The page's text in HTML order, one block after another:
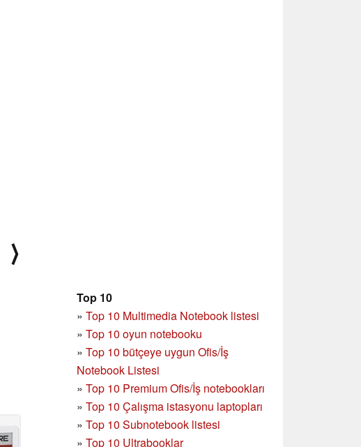
⟩
Top 10
» Top 10 Multimedia Notebook listesi
» Top 10 oyun notebooku
» Top 10 bütçeye uygun Ofis/İş
Notebook Listesi
» Top 10 Premium Ofis/İş notebookları
» Top 10 Çalışma istasyonu laptopları
» Top 10 Subnotebook listesi
» Top 10 Ultrabooklar